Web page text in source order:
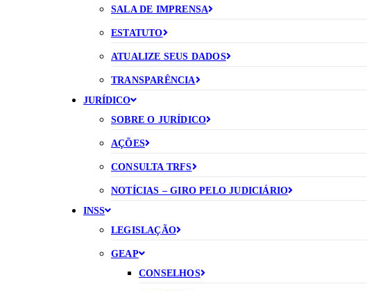
SALA DE IMPRENSA
ESTATUTO
ATUALIZE SEUS DADOS
TRANSPARÊNCIA
JURÍDICO
SOBRE O JURÍDICO
AÇÕES
CONSULTA TRFS
NOTÍCIAS – GIRO PELO JUDICIÁRIO
INSS
LEGISLAÇÃO
GEAP
CONSELHOS